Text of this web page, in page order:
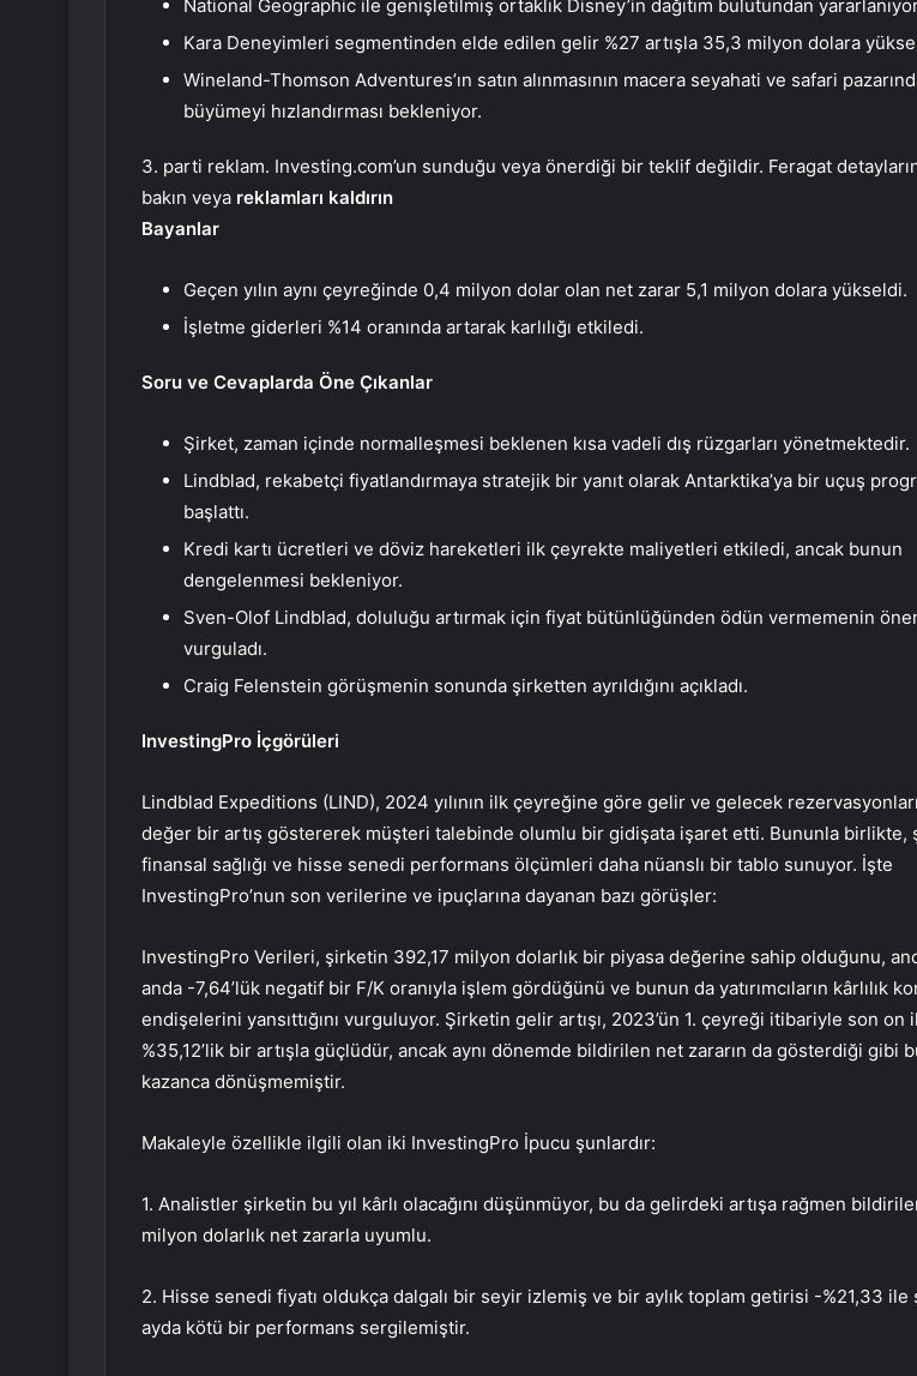
National Geographic ile genişletilmiş ortaklık Disney’in dağıtım bulutundan
Kara Deneyimleri segmentinden elde edilen gelir %27 artışla 35,3 milyon dolara
Wineland-Thomson Adventures’ın satın alınmasının macera seyahati ve safari
büyümeyi hızlandırması bekleniyor.
3. parti reklam. Investing.com’un sunduğu veya önerdiği bir teklif değildir. Feragat
bakın veya reklamları kaldırın
Bayanlar
Geçen yılın aynı çeyreğinde 0,4 milyon dolar olan net zarar 5,1 milyon dolara yükseldi.
İşletme giderleri %14 oranında artarak karlılığı etkiledi.
Soru ve Cevaplarda Öne Çıkanlar
Şirket, zaman içinde normalleşmesi beklenen kısa vadeli dış rüzgarları yönetmektedir.
Lindblad, rekabetçi fiyatlandırmaya stratejik bir yanıt olarak Antarktika’ya bir uçuş
başlattı.
Kredi kartı ücretleri ve döviz hareketleri ilk çeyrekte maliyetleri etkiledi, ancak bunun
dengelenmesi bekleniyor.
Sven-Olof Lindblad, doluluğu artırmak için fiyat bütünlüğünden ödün vermemenin
vurguladı.
Craig Felenstein görüşmenin sonunda şirketten ayrıldığını açıkladı.
InvestingPro İçgörüleri
Lindblad Expeditions (LIND), 2024 yılının ilk çeyreğine göre gelir ve gelecek
değer bir artış göstererek müşteri talebinde olumlu bir gidişata işaret etti. Bununla birlikte,
finansal sağlığı ve hisse senedi performans ölçümleri daha nüanslı bir tablo sunuyor. İşte
InvestingPro’nun son verilerine ve ipuçlarına dayanan bazı görüşler:
InvestingPro Verileri, şirketin 392,17 milyon dolarlık bir piyasa değerine sahip olduğunu,
anda -7,64’lük negatif bir F/K oranıyla işlem gördüğünü ve bunun da yatırımcıların kârlılık
endişelerini yansıttığını vurguluyor. Şirketin gelir artışı, 2023’ün 1. çeyreği itibariyle son on
%35,12’lik bir artışla güçlüdür, ancak aynı dönemde bildirilen net zararın da gösterdiği gibi
kazanca dönüşmemiştir.
Makaleyle özellikle ilgili olan iki InvestingPro İpucu şunlardır:
1. Analistler şirketin bu yıl kârlı olacağını düşünmüyor, bu da gelirdeki artışa rağmen
milyon dolarlık net zararla uyumlu.
2. Hisse senedi fiyatı oldukça dalgalı bir seyir izlemiş ve bir aylık toplam getirisi -%21,33 ile
ayda kötü bir performans sergilemiştir.